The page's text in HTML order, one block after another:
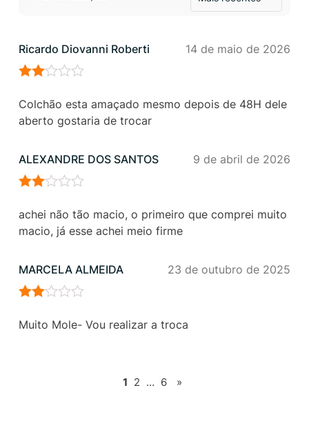
Ricardo Diovanni Roberti 14 de maio de 2026
2de
Colchão esta amaçado mesmo depois de 48H dele
aberto gostaria de trocar
ALEXANDRE DOS SANTOS 9 de abril de 2026
2de
achei não tão macio, o primeiro que comprei muito
macio, já esse achei meio firme
MARCELA ALMEIDA 23 de outubro de 2025
2de
Muito Mole- Vou realizar a troca
1 2 … 6 »